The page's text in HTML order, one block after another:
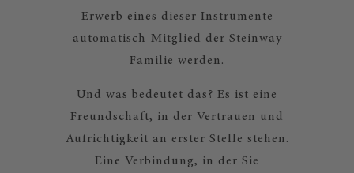
Erwerb eines dieser Instrumente
automatisch Mitglied der Steinway
Familie werden.
Und was bedeutet das? Es ist eine
Freundschaft, in der Vertrauen und
Aufrichtigkeit an erster Stelle stehen.
Eine Verbindung, in der Sie